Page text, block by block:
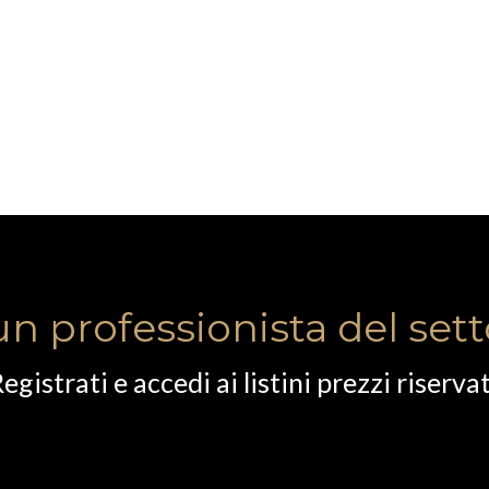
professionista del
e accedi ai listini prezzi